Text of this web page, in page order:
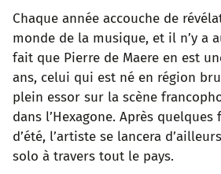
o
k
r p
p
e
s
t
Chaque année accouche de
monde de la musique, et il n’y a
fait que Pierre de Maere en est
ans, celui qui est né en région
plein essor sur la scène
dans l’Hexagone. Après
d’été, l’artiste se lancera
solo à travers tout le pays.